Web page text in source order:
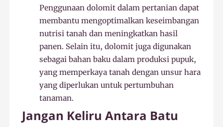
Penggunaan dolomit dalam pertanian dapat
membantu mengoptimalkan keseimbangan
nutrisi tanah dan meningkatkan hasil
panen. Selain itu, dolomit juga digunakan
sebagai bahan baku dalam produksi pupuk,
yang memperkaya tanah dengan unsur hara
yang diperlukan untuk pertumbuhan
tanaman.
Jangan Keliru Antara Batu